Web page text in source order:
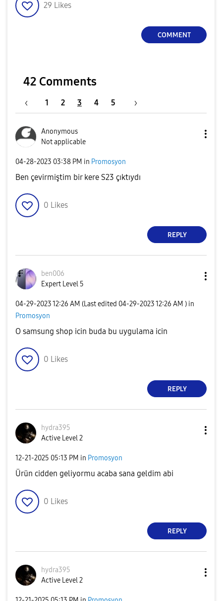
29 Likes
COMMENT
42 Comments
1 2 3 4 5
Anonymous
Not applicable
‎04-28-2023 03:38 PM in Promosyon
Ben çevirmiştim bir kere S23 çıktıydı
0 Likes
REPLY
ben006
Expert Level 5
‎04-29-202312:26 AM (Last edited ‎04-29-202312:26 AM ) in
Promosyon
O samsung shop icin buda bu uygulama icin
0 Likes
REPLY
hydra395
Active Level 2
‎12-21-2025 05:13 PM in Promosyon
Ürün cidden geliyormu acaba sana geldim abi
0 Likes
REPLY
hydra395
Active Level 2